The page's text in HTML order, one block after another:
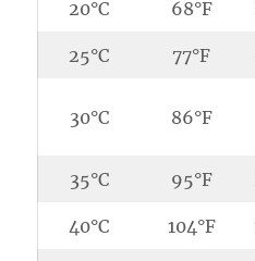
20°C 68°F
25°C 77°F
30°C 86°F
35°C 95°F
40°C 104°F